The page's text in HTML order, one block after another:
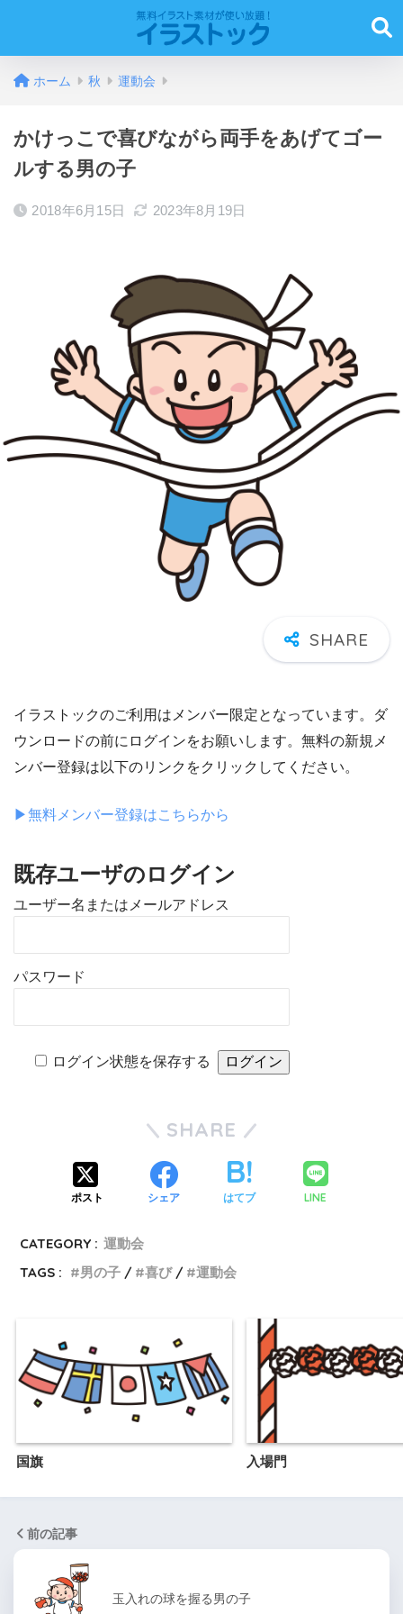
ホーム 秋 運動会
かけっこで喜びながら両手をあげてゴー
ルする男の子
2018年6月15日 2023年8月19日
イラストックのご利用はメンバー限定となっています。ダ
ウンロードの前にログインをお願いします。無料の新規メ
ンバー登録は以下のリンクをクリックしてください。
▶︎無料メンバー登録はこちらから
既存ユーザのログイン
ユーザー名またはメールアドレス
パスワード
ログイン状態を保存する
SHARE
ポスト シェア はてブ LINE
CATEGORY : 運動会
TAGS :
男の子 喜び 運動会
国旗 入場門
前の記事
玉入れの球を握る男の子